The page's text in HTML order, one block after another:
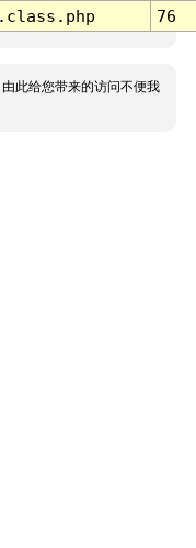
76
此给您带来的访问不便我